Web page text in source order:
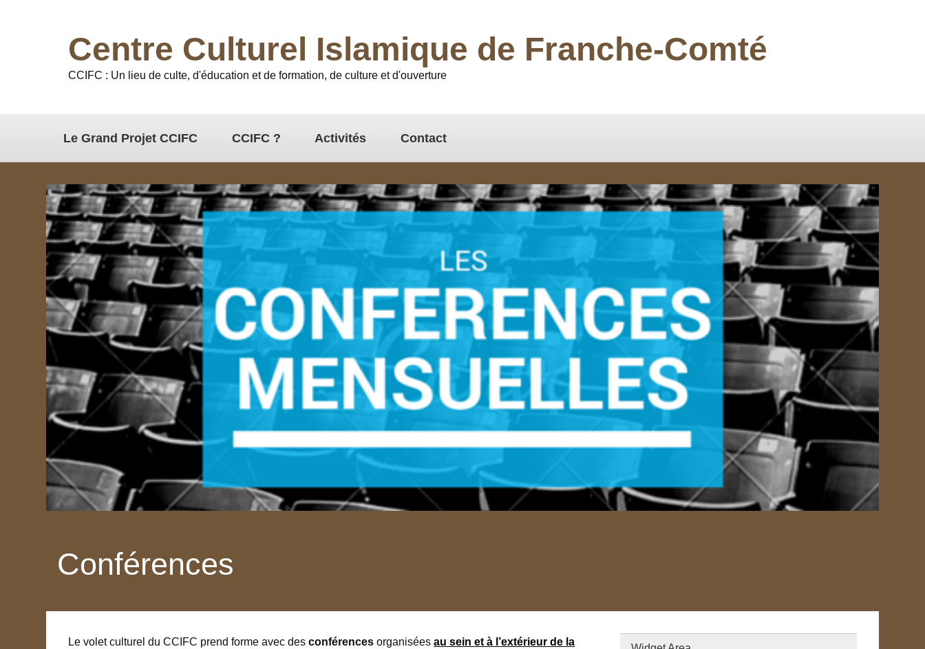
Centre Culturel Islamique de Franche-Comté
CCIFC : Un lieu de culte, d'éducation et de formation, de culture et d'ouverture
Le Grand Projet CCIFC CCIFC ? Activités Contact
Conférences
Le volet culturel du CCIFC prend forme avec des conférences organiséesau sein et à l’extérieur de la